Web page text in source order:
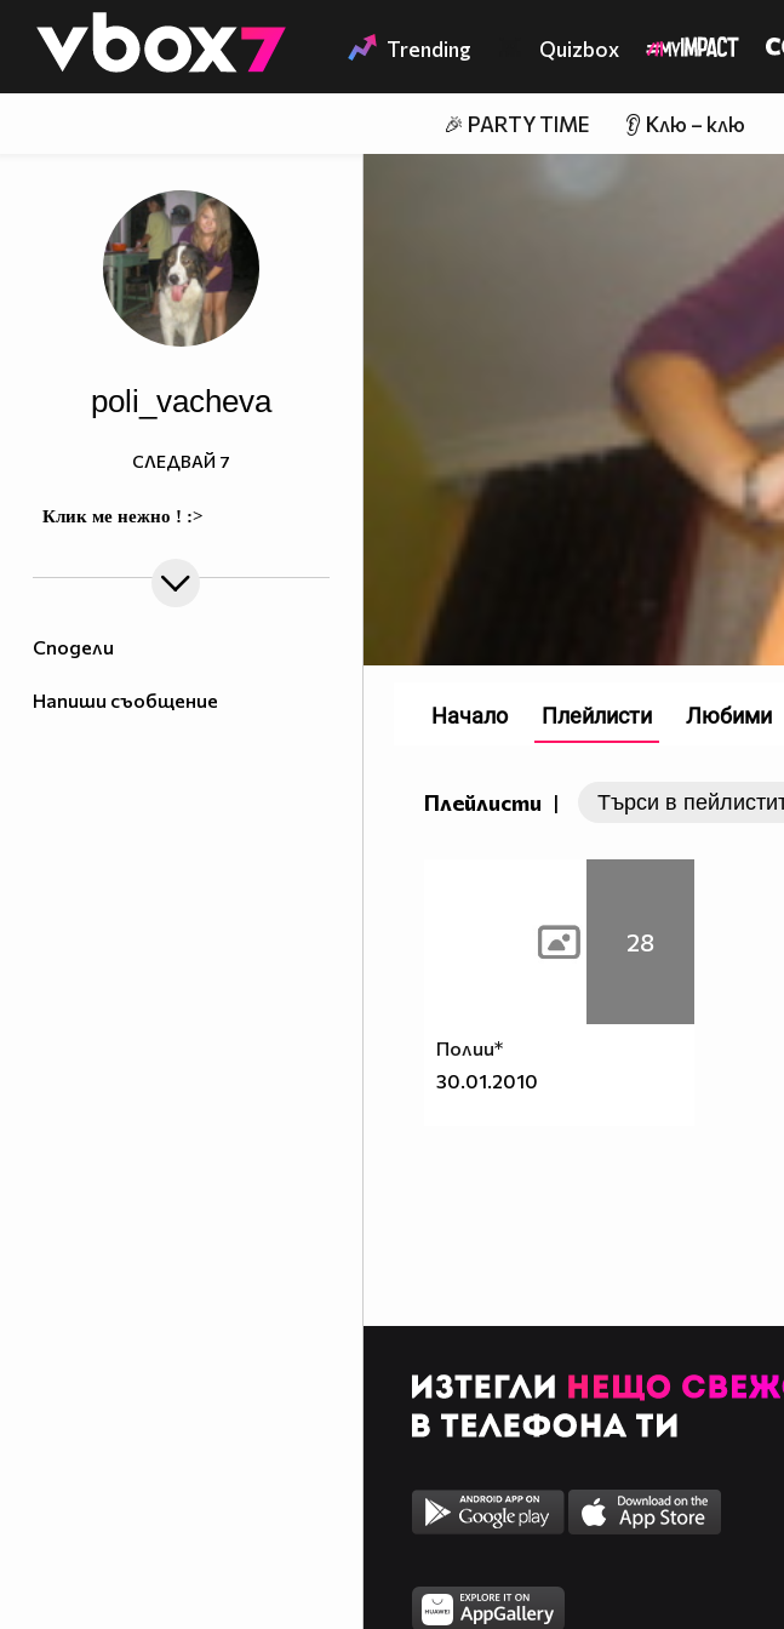
👾 Trending Quizbox
🎉 PARTY TIME 👂 Клю – клю
Сподели
Напиши съобщение
poli_vacheva
Клик ме нежно ! :>
СЛЕДВАЙ 7
Плейлисти |
28
Полии*
30.01.2010
Начало Плейлисти Любими